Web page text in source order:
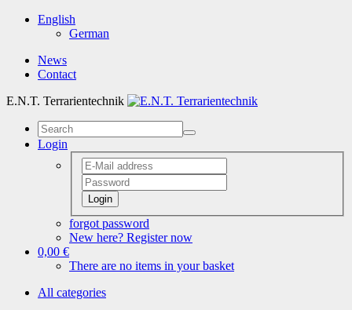
English
German
News
Contact
E.N.T. Terrarientechnik
Login
Login
forgot password
New here? Register now
0,00 €
There are no items in your basket
All categories